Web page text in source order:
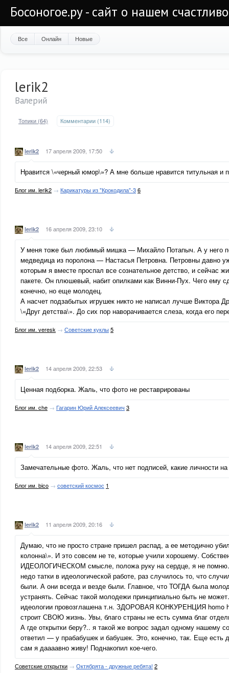
Босоногое.ру - сайт о нашем
Все Онлайн Новые
lerik2
Валерий
Топики (64) Комментарии (114)
lerik2 17 апреля 2009, 17:50
Нравится \«черный юмор\»? А мне больше нравится титульная и
Блог им. lerik2 → Карикатуры из "Крокодила"-36
lerik2 16 апреля 2009, 23:10
У меня тоже был любимый мишка — Михайло Потапыч. А у него
медведица из поролона — Настасья Петровна. Петровны давно
которым я вместе проспал все сознательное детство, и сейчас
пакете. Он плюшевый, набит опилками как Винни-Пух. Чего ему
конечно, но еще молодец.
А насчет подзабытых игрушек никто не написал лучше Виктора
\«Друг детства\». До сих пор наворачивается слеза, когда его
Блог им. veresk → Советские куклы5
lerik2 14 апреля 2009, 22:53
Ценная подборка. Жаль, что фото не реставрированы
Блог им. che → Гагарин Юрий Алексеевич 3
lerik2 14 апреля 2009, 22:51
Замечательные фото. Жаль, что нет подписей, какие личности
Блог им. bico → советский космос 1
lerik2 11 апреля 2009, 20:16
Думаю, что не просто стране пришел распад, а ее методично
колонна\». И это совсем не те, которые учили хорошему.
ИДЕОЛОГИЧЕСКОМ смысле, положа руку на сердце, я не помню.
недо татки в идеологической работе, раз случилось то, что
были. А они всегда и везде были. Главное, что ТОГДА была
устранять. Сейчас такой молодежи принципиально быть не
идеологии провозглашена т.н. ЗДОРОВАЯ КОНКУРЕНЦИЯ homo
строит СВОЮ жизнь. Увы, благо страны не есть сумма благ
А где открытки беру?.. я такой же вопрос задал одному нашему
ответил — у прабабушек и бабушек. Это, конечно, так. Еще есть
сам я даааавно живу! Поднакопил кое-чего.
Советские открытки → Октябрята - дружные ребята! 2